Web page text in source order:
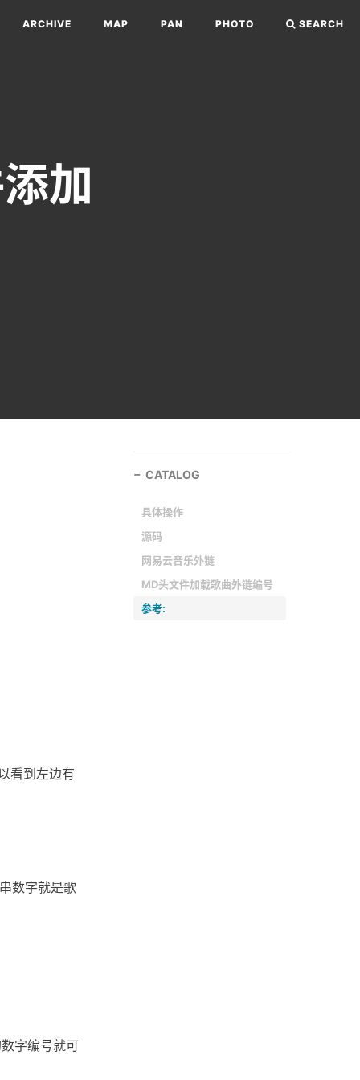
ARCHIVE MAP PAN PHOTO SEARCH
加
看到左边有
数字就是歌
字编号就可
CATALOG
具体操作
源码
网易云音乐外链
MD头文件加载歌曲外链编号
参考: